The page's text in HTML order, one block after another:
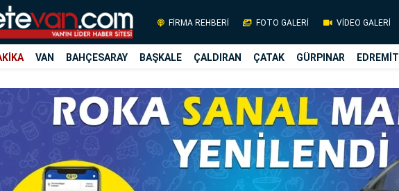
FİRMA REHBERİ FOTO GALERİ VİDEO GALERİ
VAN BAHÇESARAY BAŞKALE ÇALDIRAN ÇATAK GÜRPINAR EDREMİT